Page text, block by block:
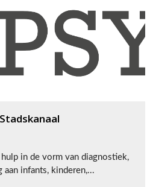
in de vorm van diagnostiek,
aan infants, kinderen,...